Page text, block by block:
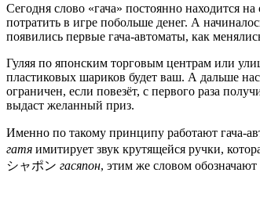
Cегодня слово «гача» постоянно находится
потратить в игре побольше денег. А
появились первые гача-автоматы, как
Гуляя по японским торговым центрам или
пластиковых шариков будет ваш. А дальше
ограничен, если повезёт, с первого раза
выдаст желанный приз.
Именно по такому принципу работают гача-
гатя имитирует звук крутящейся ручки,
シャポン гасяпон, этим же словом